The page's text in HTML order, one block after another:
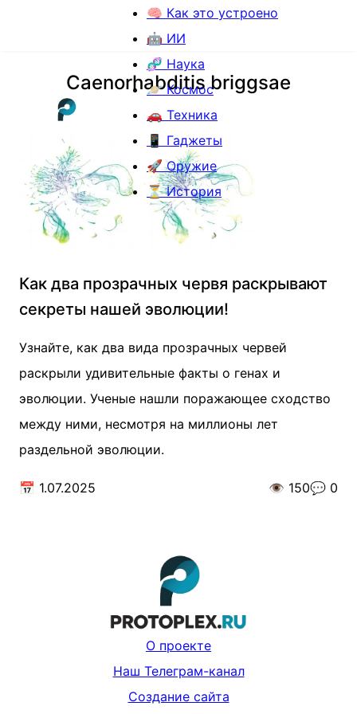
🧠 Как это устроено
🤖 ИИ
🧬 Наука
🪐 Космос
🚗 Техника
📱 Гаджеты
🚀 Оружие
⏳ История
Caenorhabditis briggsae
Как два прозрачных червя раскрывают
секреты нашей эволюции!
Узнайте, как два вида прозрачных червей
раскрыли удивительные факты о генах и
эволюции. Ученые нашли поражающее сходство
между ними, несмотря на миллионы лет
раздельной эволюции.
📅 1.07.2025 👁️ 150💬 0
О проекте
Наш Телеграм-канал
Создание сайта